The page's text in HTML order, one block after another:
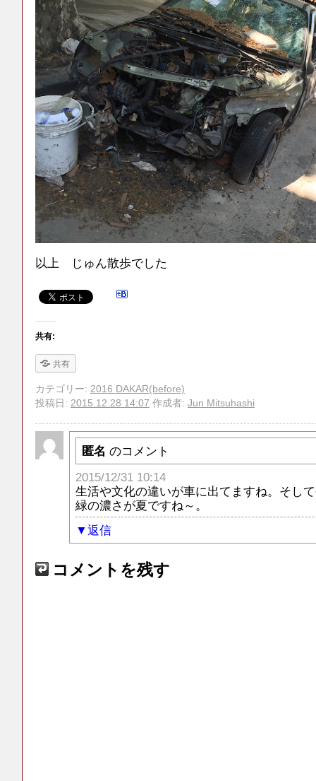
以上 じゅん散歩でした
共有:
共有
カテゴリー: 2016 DAKAR(before)
投稿日: 2015.12.28 14:07 作成者: Jun Mitsuhashi
匿名 のコメント
2015/12/31 10:14
生活や文化の違いが車に出てますね。そし
緑の濃さが夏ですね～。
返信
コメントを残す